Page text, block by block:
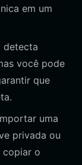
em um
detecta
você pode
que
uma
privada ou
copiar o